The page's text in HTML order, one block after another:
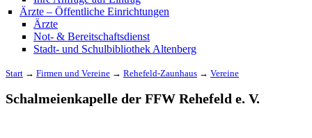
Ärzte – Öffentliche Einrichtungen
Ärzte
Not- & Bereitschaftsdienst
Stadt- und Schulbibliothek Altenberg
Start → Firmen und Vereine → Rehefeld-Zaunhaus → Vereine
Schalmeienkapelle der FFW Rehefeld e. V.